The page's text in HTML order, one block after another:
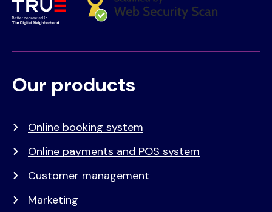
Voet
Primair
Our products
Online booking system
Online payments and POS system
Customer management
Marketing